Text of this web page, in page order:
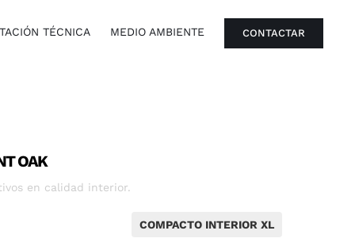
TÉCNICA MEDIO AMBIENTE CONTACTAR
OAK
en calidad interior.
COMPACTO INTERIOR XL